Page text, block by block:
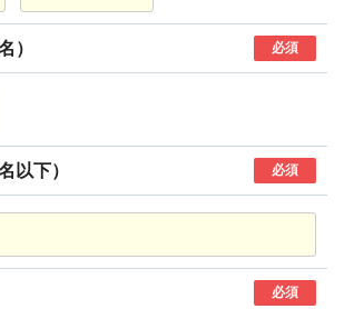
） 必須
以下） 必須
必須